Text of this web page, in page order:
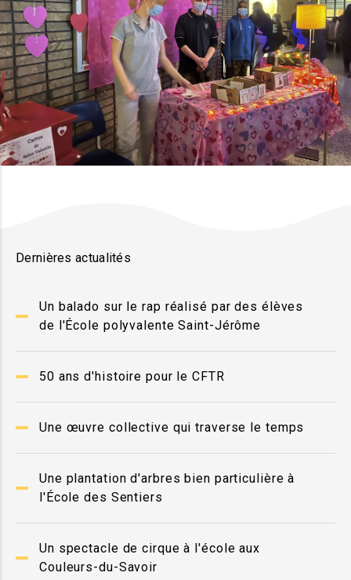
Dernières actualités
Un balado sur le rap réalisé par des élèves
de l'École polyvalente Saint-Jérôme
50 ans d'histoire pour le CFTR
Une œuvre collective qui traverse le temps
Une plantation d'arbres bien particulière à
l'École des Sentiers
Un spectacle de cirque à l'école aux
Couleurs-du-Savoir